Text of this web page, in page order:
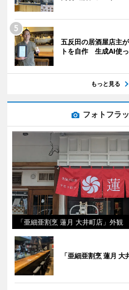
五反田の居酒屋店主
トを自作 生成AI使
もっと見る
フォトフラ
「亜細亜割烹 蓮月 大井町店」外観
「亜細亜割烹 蓮月